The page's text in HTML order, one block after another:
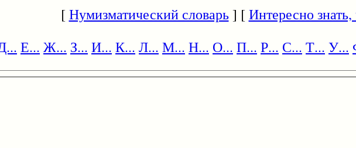
[Нумизматический словарь] [Интересно знать,
Е... Ж... З... И... К... Л... М... Н... О... П... Р... С... Т... У...